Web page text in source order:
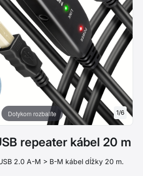
Dotykom rozbalíte 1/6
repeater kábel 20 m
2.0 A-M > B-M kábel dĺžky 20 m.